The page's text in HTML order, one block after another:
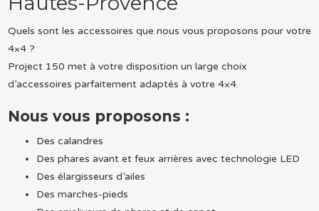
Quels sont les accessoires que nous vous proposons pour votre
4×4 ?
Project 150 met à votre disposition un large choix
d’accessoires parfaitement adaptés à votre 4×4.
Nous vous proposons :
Des calandres
Des phares avant et feux arrières avec technologie LED
Des élargisseurs d’ailes
Des marches-pieds